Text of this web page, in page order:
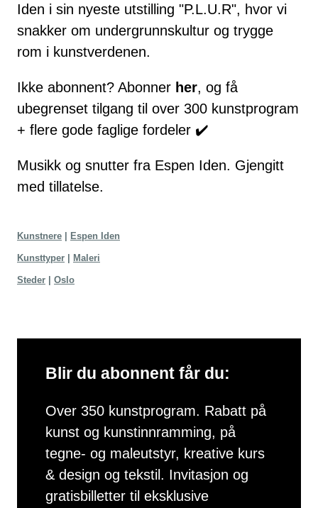
Iden i sin nyeste utstilling "P.L.U.R", hvor vi
snakker om undergrunnskultur og trygge
rom i kunstverdenen.
Ikke abonnent? Abonner her, og få
ubegrenset tilgang til over 300 kunstprogram
+ flere gode faglige fordeler ✔️
Musikk og snutter fra Espen Iden. Gjengitt
med tillatelse.
Kunstnere Espen Iden
Kunsttyper Maleri
Steder Oslo
Blir du abonnent får du:
Over 350 kunstprogram. Rabatt på
kunst og kunstinnramming, på
tegne- og maleutstyr, kreative kurs
& design og tekstil. Invitasjon og
gratisbilletter til eksklusive